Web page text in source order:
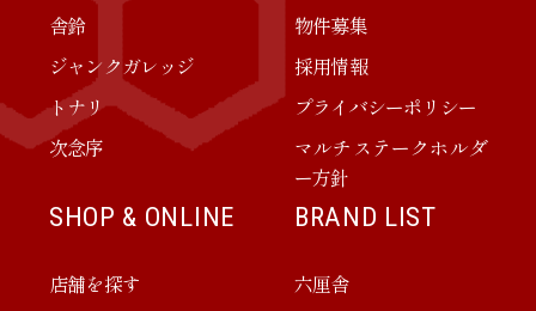
舎鈴
ジャンクガレッジ
トナリ
次念序
物件募集
採用情報
プライバシーポリシー
マルチステークホルダ
ー方針
SHOP & ONLINE
店舗を探す
BRAND LIST
六厘舎